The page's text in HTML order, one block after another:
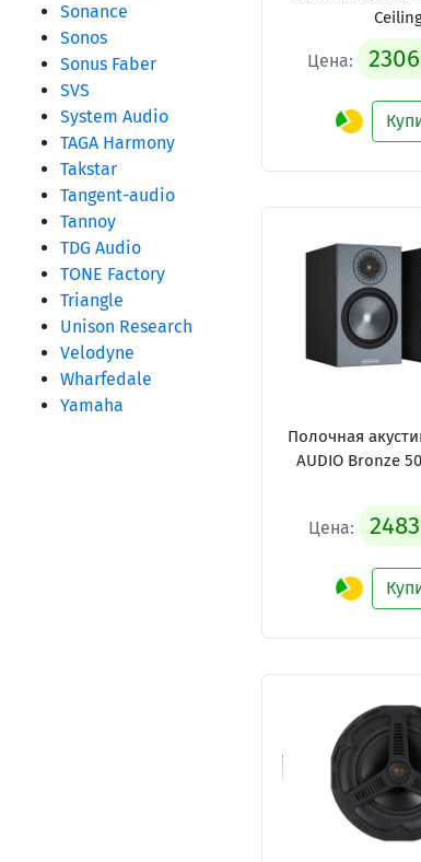
Sonance
Sonos
Sonus Faber
SVS
System Audio
TAGA Harmony
Takstar
Tangent-audio
Tannoy
TDG Audio
TONE Factory
Triangle
Unison Research
Velodyne
Wharfedale
Yamaha
Цена:
Полочная
AUDIO Bronze
Цена: